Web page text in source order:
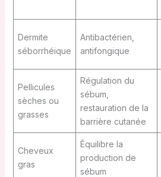
Dermite
séborrhéique
Antibactérien,
antifongique
Pellicules
sèches ou
grasses
Régulation du
sébum,
restauration de la
barrière cutanée
Cheveux
gras
Équilibre la
production de
sébum